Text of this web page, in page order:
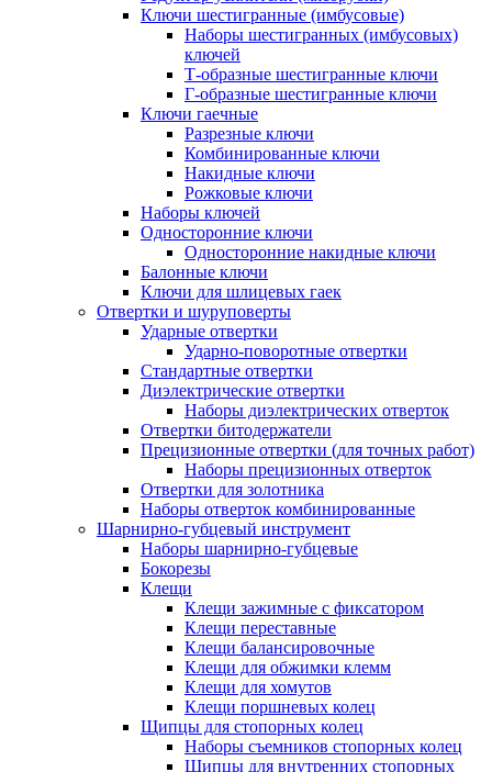
Ключи шестигранные (имбусовые)
Наборы шестигранных (имбусовых)
ключей
Т-образные шестигранные ключи
Г-образные шестигранные ключи
Ключи гаечные
Разрезные ключи
Комбинированные ключи
Накидные ключи
Рожковые ключи
Наборы ключей
Односторонние ключи
Односторонние накидные ключи
Балонные ключи
Ключи для шлицевых гаек
Отвертки и шуруповерты
Ударные отвертки
Ударно-поворотные отвертки
Стандартные отвертки
Диэлектрические отвертки
Наборы диэлектрических отверток
Отвертки битодержатели
Прецизионные отвертки (для точных работ)
Наборы прецизионных отверток
Отвертки для золотника
Наборы отверток комбинированные
Шарнирно-губцевый инструмент
Наборы шарнирно-губцевые
Бокорезы
Клещи
Клещи зажимные с фиксатором
Клещи переставные
Клещи балансировочные
Клещи для обжимки клемм
Клещи для хомутов
Клещи поршневых колец
Щипцы для стопорных колец
Наборы съемников стопорных колец
Щипцы для внутренних стопорных